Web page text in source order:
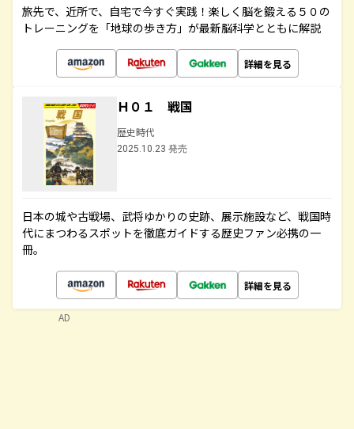
旅先で、近所で、自宅で今すぐ実践！楽しく脳を鍛える５０の
トレーニングを「地球の歩き方」が最新脳科学とともに解説
詳細を見る
Ｈ０１ 戦国
歴史時代
2025.10.23 発売
日本の城や古戦場、武将ゆかりの史跡、展示施設など、戦国時
代にまつわるスポットを徹底ガイドする歴史ファン必携の一
冊。
詳細を見る
AD